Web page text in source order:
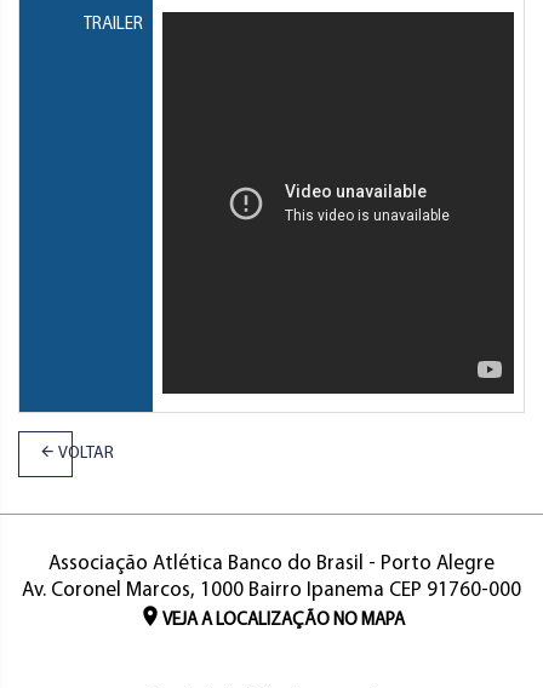
TRAILER
VOLTAR
Associação Atlética Banco do Brasil - Porto Alegre
Av. Coronel Marcos, 1000 Bairro Ipanema CEP 91760-000
VEJA A LOCALIZAÇÃO NO MAPA